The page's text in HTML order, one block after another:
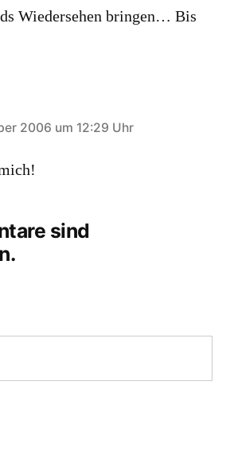
Wiedersehen bringen… Bis
2006 um 12:29 Uhr
sind